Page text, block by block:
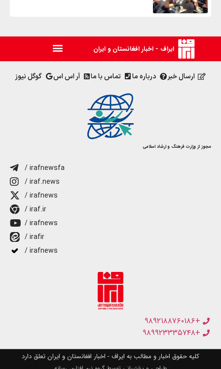
ایراف - اخبار افغانستان و ایران
ارسال خبر درباره ما تماس با ما آر اس اس گوگل نیوز
مجوز از وزارت فرهنگ و ارشاد اسلامی
/ irafnewsfa
/ iraf.news
/ irafnews
/ iraf.ir
/ irafnews
/ irafir
/ irafnews
+۹۸۹۲۱۸۸۷۶۰۱۸۶
+۹۸۹۹۲۳۳۳۵۷۴۸
کلیه حقوق اخبار و مطالب به ایراف - اخبار افغانستان و ایران تعلق دارد